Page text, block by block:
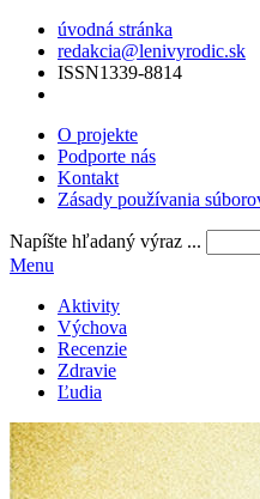
úvodná stránka
redakcia@lenivyrodic.sk
ISSN1339-8814
O projekte
Podporte nás
Kontakt
Zásady používania
Napíšte hľadaný výraz ...
Menu
Aktivity
Výchova
Recenzie
Zdravie
Ľudia